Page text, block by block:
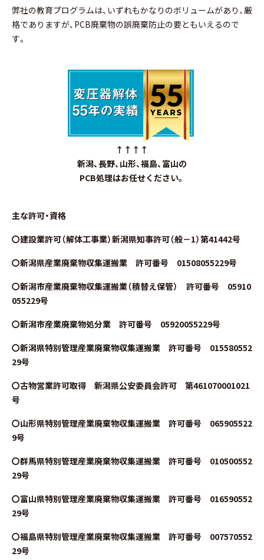
弊社の教育プログラムは、いずれもかなりのボリュームがあり、厳
格でありますが、PCB廃棄物の誤廃棄防止の要ともいえるので
す。
↑↑↑↑
新潟、長野、山形、福島、富山の
PCB処理はお任せください。
主な許可・資格
〇建設業許可（解体工事業）新潟県知事許可（般－1）第41442号
〇新潟県産業廃棄物収集運搬業 許可番号 01508055229号
〇新潟市産業廃棄物収集運搬業（積替え保管） 許可番号 05910
055229号
〇新潟市産業廃棄物処分業 許可番号 05920055229号
〇新潟県特別管理産業廃棄物収集運搬業 許可番号 015580552
29号
〇古物営業許可取得 新潟県公安委員会許可 第461070001021
号
〇山形県特別管理産業廃棄物収集運搬業 許可番号 065905522
9号
〇群馬県特別管理産業廃棄物収集運搬業 許可番号 010500552
29号
〇富山県特別管理産業廃棄物収集運搬業 許可番号 016590552
29号
〇福島県特別管理産業廃棄物収集運搬業 許可番号 007570552
29号